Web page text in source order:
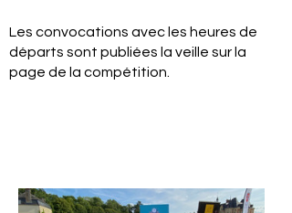
Les convocations avec les heures de
départs sont publiées la veille sur la
page de la compétition.